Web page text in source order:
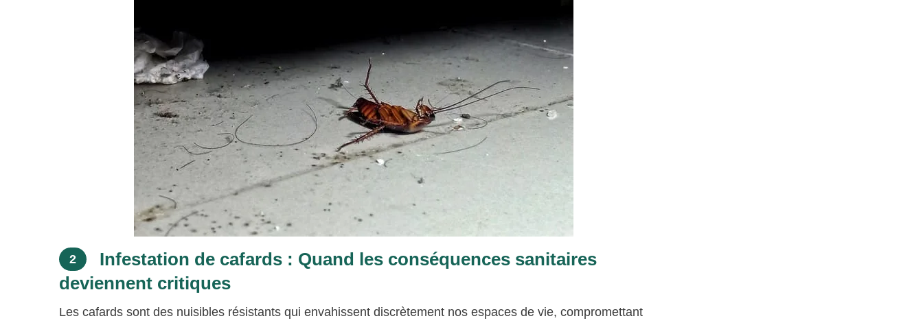
2
Infestation de cafards : Quand les conséquences sanitaires
deviennent critiques
Les cafards sont des nuisibles résistants qui envahissent discrètement nos espaces de vie, compromettant